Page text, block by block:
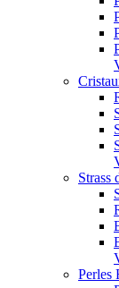
Strass
Perles